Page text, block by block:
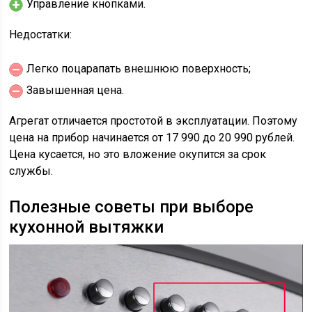
Управление кнопками.
Недостатки:
Легко поцарапать внешнюю поверхность;
Завышенная цена.
Агрегат отличается простотой в эксплуатации. Поэтому
цена на прибор начинается от 17 990 до 20 990 рублей.
Цена кусается, но это вложение окупится за срок
службы.
Полезные советы при выборе
кухонной вытяжки